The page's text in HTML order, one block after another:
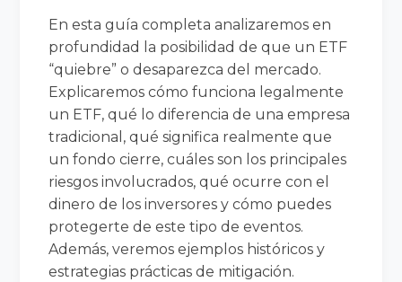
En esta guía completa analizaremos en
profundidad la posibilidad de que un ETF
“quiebre” o desaparezca del mercado.
Explicaremos cómo funciona legalmente
un ETF, qué lo diferencia de una empresa
tradicional, qué significa realmente que
un fondo cierre, cuáles son los principales
riesgos involucrados, qué ocurre con el
dinero de los inversores y cómo puedes
protegerte de este tipo de eventos.
Además, veremos ejemplos históricos y
estrategias prácticas de mitigación.